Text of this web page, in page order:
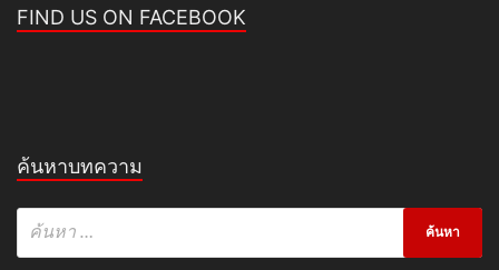
FIND US ON FACEBOOK
ค้นหาบทความ